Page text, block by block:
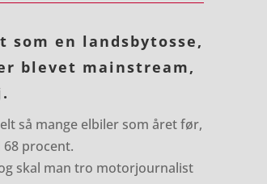
en landsbytosse,
blevet mainstream,
så mange elbiler som året før,
procent.
skal man tro motorjournalist